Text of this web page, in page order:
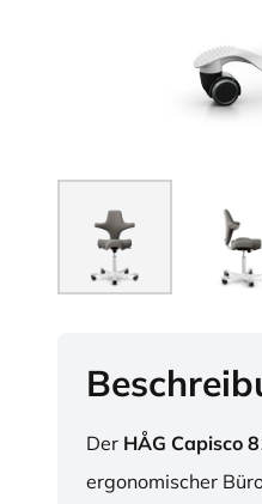
Der HÅG Capisco
ergonomischer